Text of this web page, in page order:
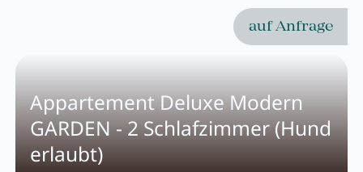
Restaurant Anna's Stubn
Restaurant
Appartement Deluxe Modern
GARDEN - 2 Schlafzimmer (Hund
erlaubt)
auf Anfrage